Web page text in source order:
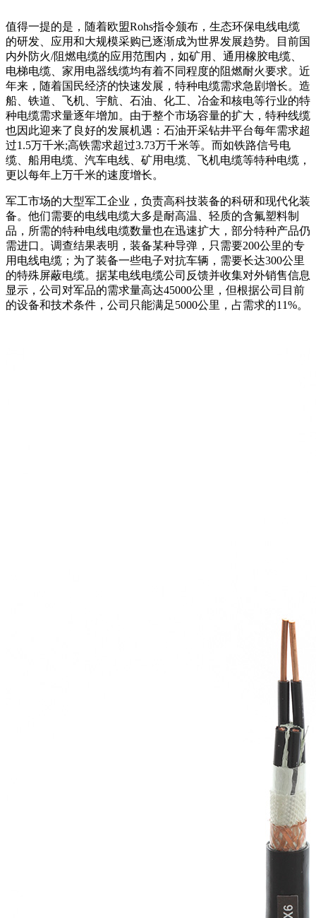
值得一提的是，随着欧盟Rohs指令颁布，生态环保电线电缆
的研发、应用和大规模采购已逐渐成为世界发展趋势。目前国
内外防火/阻燃电缆的应用范围内，如矿用、通用橡胶电缆、
电梯电缆、家用电器线缆均有着不同程度的阻燃耐火要求。近
年来，随着国民经济的快速发展，特种电缆需求急剧增长。造
船、铁道、飞机、宇航、石油、化工、冶金和核电等行业的特
种电缆需求量逐年增加。由于整个市场容量的扩大，特种线缆
也因此迎来了良好的发展机遇：石油开采钻井平台每年需求超
过1.5万千米;高铁需求超过3.73万千米等。而如铁路信号电
缆、船用电缆、汽车电线、矿用电缆、飞机电缆等特种电缆，
更以每年上万千米的速度增长。
军工市场的大型军工企业，负责高科技装备的科研和现代化装
备。他们需要的电线电缆大多是耐高温、轻质的含氟塑料制
品，所需的特种电线电缆数量也在迅速扩大，部分特种产品仍
需进口。调查结果表明，装备某种导弹，只需要200公里的专
用电线电缆；为了装备一些电子对抗车辆，需要长达300公里
的特殊屏蔽电缆。据某电线电缆公司反馈并收集对外销售信息
显示，公司对军品的需求量高达45000公里，但根据公司目前
的设备和技术条件，公司只能满足5000公里，占需求的11%。